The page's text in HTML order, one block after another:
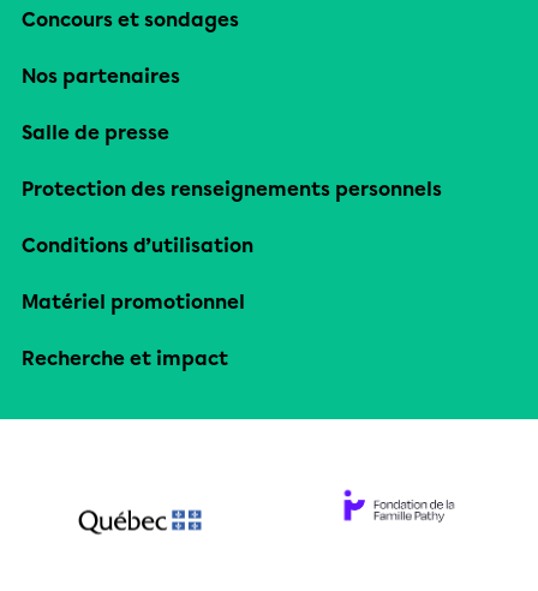
Concours et sondages
Nos partenaires
Salle de presse
Protection des renseignements personnels
Conditions d’utilisation
Matériel promotionnel
Recherche et impact